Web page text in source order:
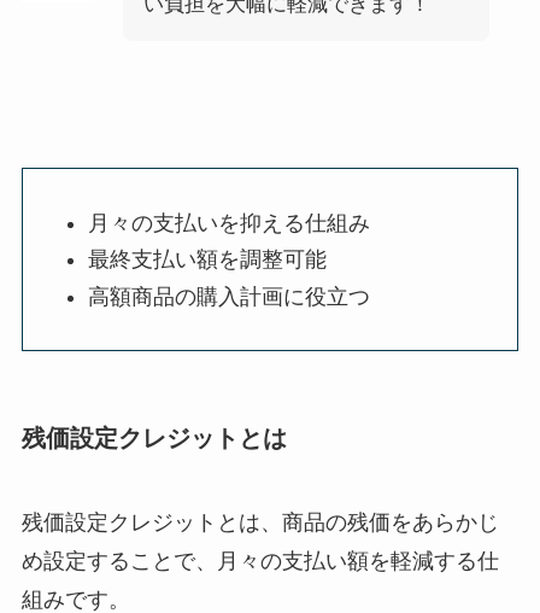
月々の支払いを抑える仕組み
最終支払い額を調整可能
高額商品の購入計画に役立つ
残価設定クレジットとは
残価設定クレジットとは、商品の残価をあらかじ
め設定することで、月々の支払い額を軽減する仕
組みです。